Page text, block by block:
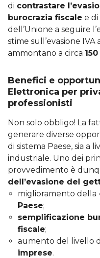
di contrastare
burocrazia fiscale e
dell’Unione a seguire
stime sull’evasione
ammontano a circa
Benefici e
Elettronica per
professionisti
Non solo obbligo! La
generare diverse
di sistema Paese, sia a
industriale. Uno dei
provvedimento è
dell’evasione del
miglioramento della
Paese;
semplificazione
fiscale;
aumento del livello
imprese.